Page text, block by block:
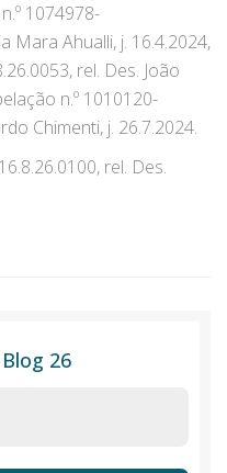
1074978-
Mara Ahualli, j. 16.4.2024,
rel. Des. João
n.º 1010120-
Chimenti, j. 26.7.2024.
rel. Des.
26